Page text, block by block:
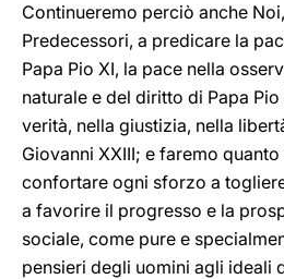
Continueremo perciò anche
Predecessori, a predicare la
Papa Pio XI, la pace nella
naturale e del diritto di Papa Pio
verità, nella giustizia, nella
Giovanni XXIII; e faremo
confortare ogni sforzo a
a favorire il progresso e la
sociale, come pure e
pensieri degli uomini agli ideali